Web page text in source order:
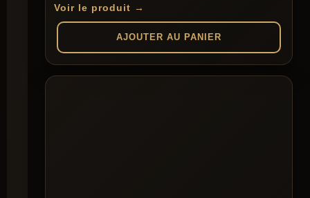
Voir le produit →
AJOUTER AU PANIER